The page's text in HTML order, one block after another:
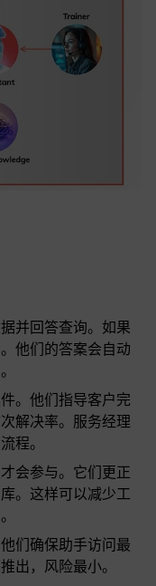
并回答查询。如果
他们的答案会自动
。他们指导客户完
解决率。服务经理
程。
会参与。它们更正
。这样可以减少工
们确保助手访问最
出，风险最小。